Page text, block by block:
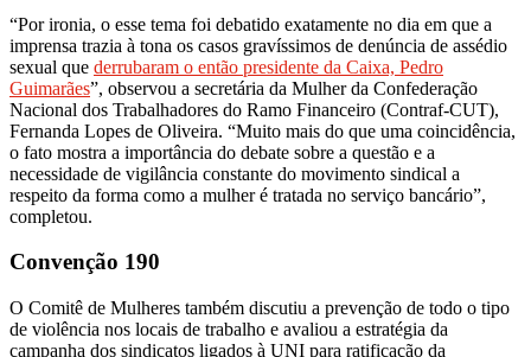
“Por ironia, o esse tema foi debatido exatamente no dia em que a
imprensa trazia à tona os casos gravíssimos de denúncia de assédio
sexual que derrubaram o então presidente da Caixa, Pedro
Guimarães”, observou a secretária da Mulher da Confederação
Nacional dos Trabalhadores do Ramo Financeiro (Contraf-CUT),
Fernanda Lopes de Oliveira. “Muito mais do que uma coincidência,
o fato mostra a importância do debate sobre a questão e a
necessidade de vigilância constante do movimento sindical a
respeito da forma como a mulher é tratada no serviço bancário”,
completou.
Convenção 190
O Comitê de Mulheres também discutiu a prevenção de todo o tipo
de violência nos locais de trabalho e avaliou a estratégia da
campanha dos sindicatos ligados à UNI para ratificação da